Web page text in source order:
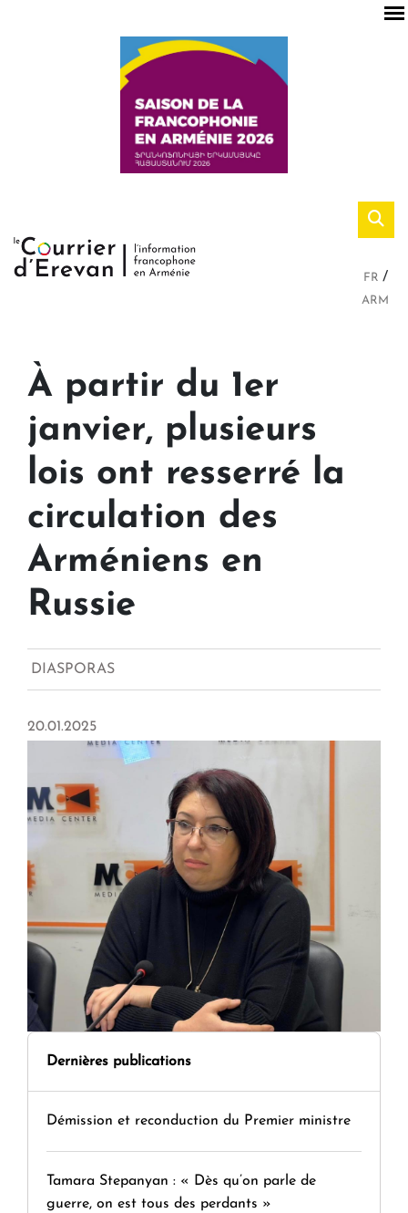
FR
ARM
À partir du 1er
janvier, plusieurs
lois ont resserré la
circulation des
Arméniens en
Russie
DIASPORAS
20.01.2025
Dernières publications
Démission et reconduction du Premier ministre
Tamara Stepanyan : « Dès qu’on parle de
guerre, on est tous des perdants »